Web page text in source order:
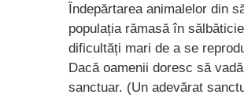
Îndepărtarea animalelor din
populația rămasă în
dificultăți mari de a se
Dacă oamenii doresc să
sanctuar. (Un adevărat